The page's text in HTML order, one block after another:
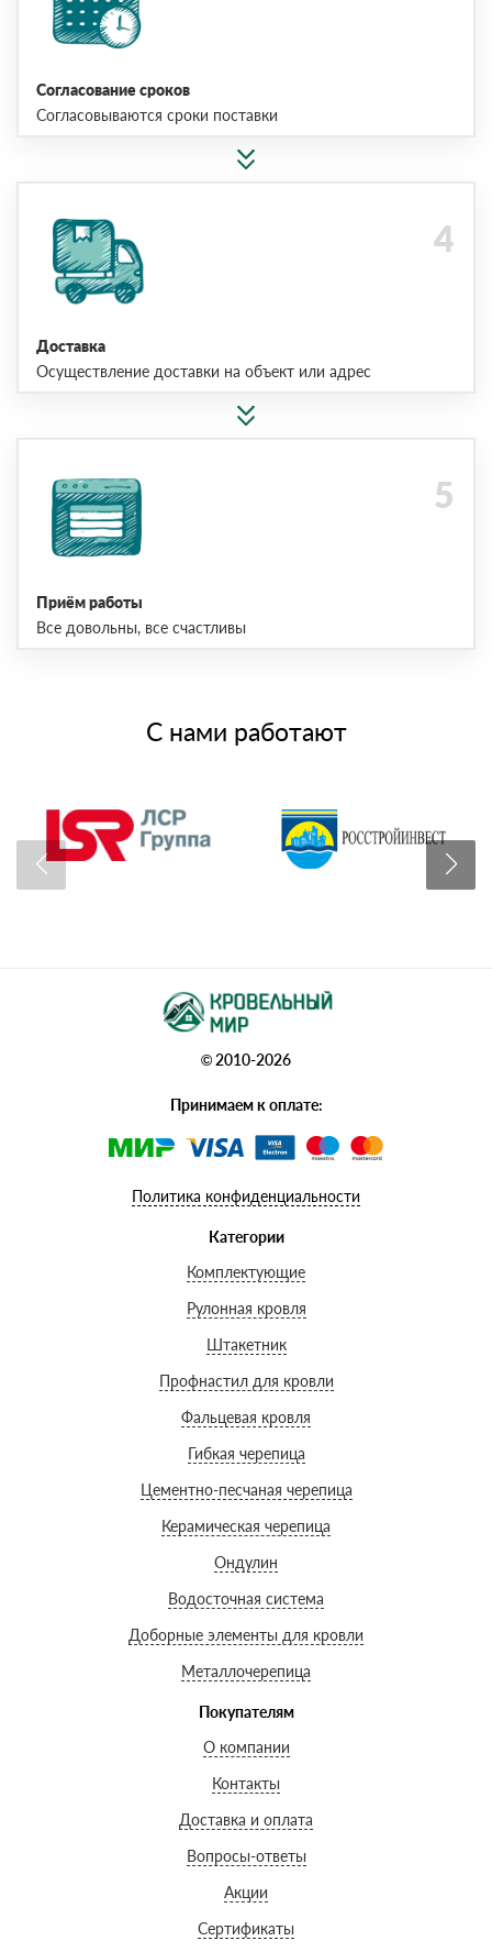
Согласование сроков
Согласовываются сроки поставки
Доставка
Осуществление доставки на объект или адрес
Приём работы
Все довольны, все счастливы
С нами работают
© 2010-2026
Принимаем к оплате:
Политика конфиденциальности
Категории
Комплектующие
Рулонная кровля
Штакетник
Профнастил для кровли
Фальцевая кровля
Гибкая черепица
Цементно-песчаная черепица
Керамическая черепица
Ондулин
Водосточная система
Доборные элементы для кровли
Металлочерепица
Покупателям
О компании
Контакты
Доставка и оплата
Вопросы-ответы
Акции
Сертификаты